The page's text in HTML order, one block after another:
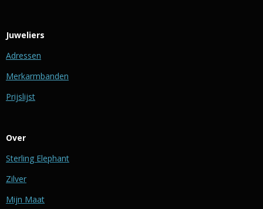
Juweliers
Adressen
Merkarmbanden
Prijslijst
Over
Sterling Elephant
Zilver
Mijn Maat